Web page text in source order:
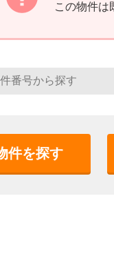
この物件は
件を探す